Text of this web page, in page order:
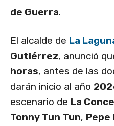
de Guerra.
El alcalde de La
Gutiérrez, anunció
horas, antes de las
darán inicio al año
escenario de La
Tonny Tun Tun, Pepe